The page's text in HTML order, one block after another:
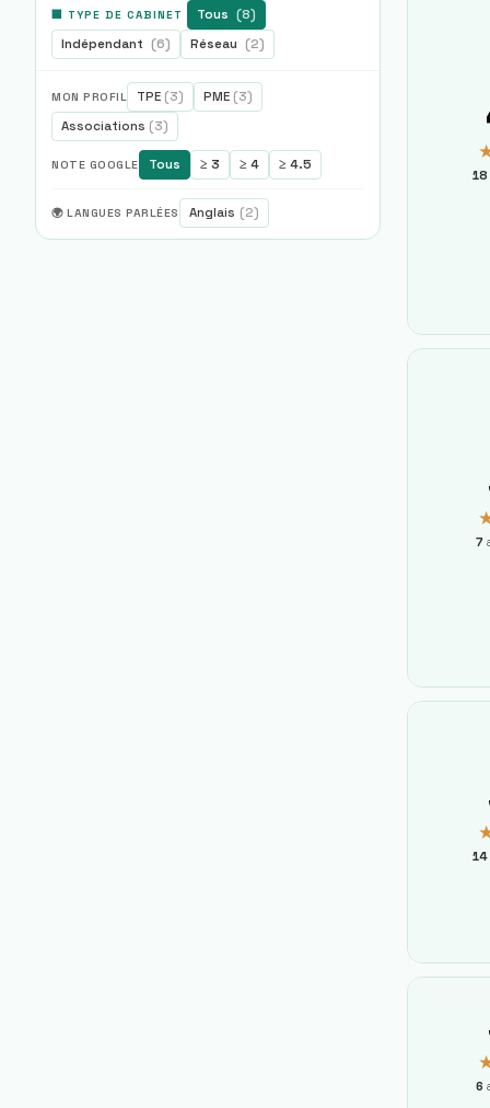
🏢 TYPE DE CABINET Tous (8)
Indépendant (6) Réseau (2)
MON PROFIL TPE (3) PME (3)
Associations (3)
NOTE GOOGLE Tous ≥ 3 ≥ 4 ≥ 4.5
🌍 LANGUES PARLÉES Anglais (2)
18
7
14
6